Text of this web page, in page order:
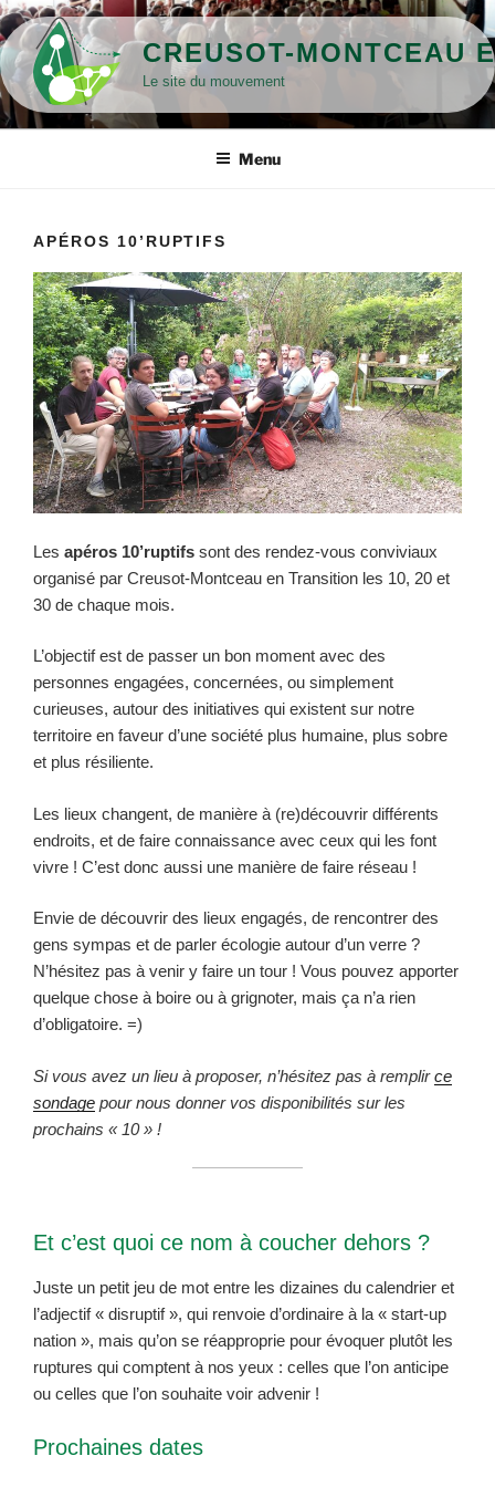
Aller
au
contenu
principal
CREUSOT-MONTCEAU
Le site du mouvement
Menu
APÉROS 10’RUPTIFS
Les apéros 10’ruptifs sont des rendez-vous conviviaux
organisé par Creusot-Montceau en Transition les 10, 20 et
30 de chaque mois.
L’objectif est de passer un bon moment avec des
personnes engagées, concernées, ou simplement
curieuses, autour des initiatives qui existent sur notre
territoire en faveur d’une société plus humaine, plus sobre
et plus résiliente.
Les lieux changent, de manière à (re)découvrir différents
endroits, et de faire connaissance avec ceux qui les font
vivre ! C’est donc aussi une manière de faire réseau !
Envie de découvrir des lieux engagés, de rencontrer des
gens sympas et de parler écologie autour d’un verre ?
N’hésitez pas à venir y faire un tour ! Vous pouvez apporter
quelque chose à boire ou à grignoter, mais ça n’a rien
d’obligatoire. =)
Si vous avez un lieu à proposer, n’hésitez pas à remplirce
sondage pour nous donner vos disponibilités sur les
prochains « 10 » !
Et c’est quoi ce nom à coucher dehors ?
Juste un petit jeu de mot entre les dizaines du calendrier et
l’adjectif « disruptif », qui renvoie d’ordinaire à la « start-up
nation », mais qu’on se réapproprie pour évoquer plutôt les
ruptures qui comptent à nos yeux : celles que l’on anticipe
ou celles que l’on souhaite voir advenir !
Prochaines dates